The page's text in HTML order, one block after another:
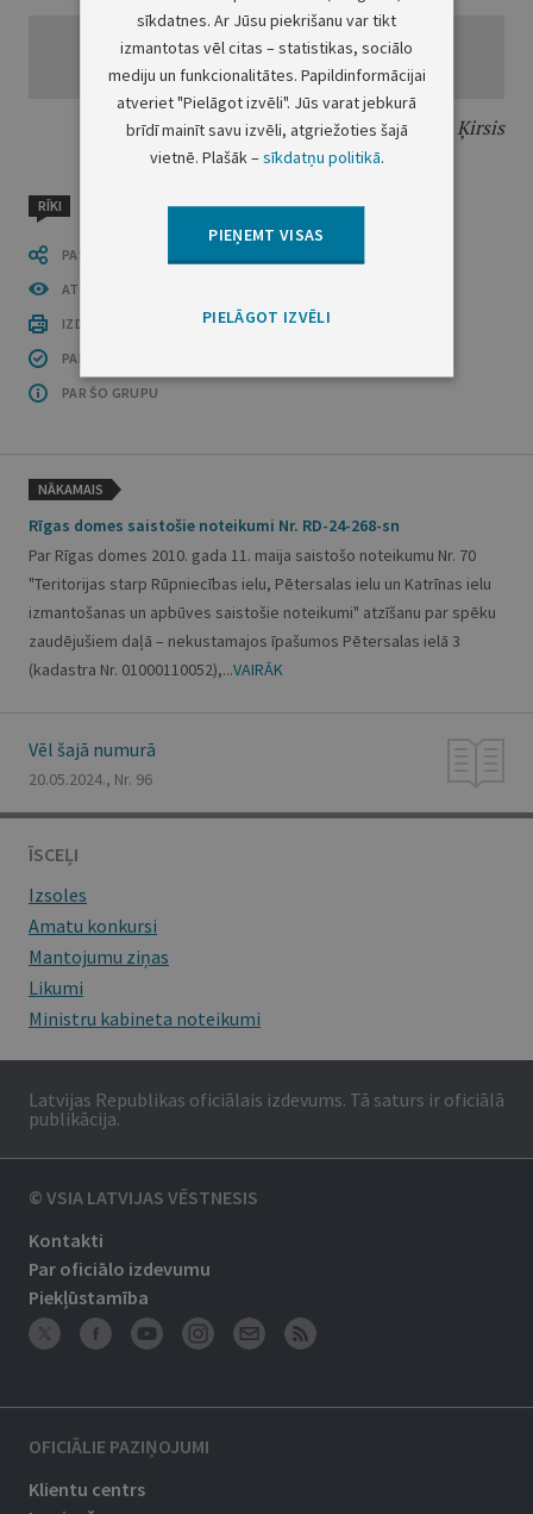
Rīgas domes priekšsēdētājs V. Ķirsis
RĪKI
PASTĀSTI CITIEM
ATVĒRT PUBLIKĀCIJU (PDF)
IZDRUKĀT PUBLIKĀCIJU
PAR INFORMĀCIJAS DROŠĪBU
PAR ŠO GRUPU
NĀKAMAIS
Rīgas domes saistošie noteikumi Nr. RD-24-268-sn
Par Rīgas domes 2010. gada 11. maija saistošo noteikumu Nr. 70
"Teritorijas starp Rūpniecības ielu, Pētersalas ielu un Katrīnas ielu
izmantošanas un apbūves saistošie noteikumi" atzīšanu par spēku
zaudējušiem daļā – nekustamajos īpašumos Pētersalas ielā 3
(kadastra Nr. 01000110052),...VAIRĀK
Vēl šajā numurā
20.05.2024., Nr. 96
ĪSCEĻI
Izsoles
Amatu konkursi
Mantojumu ziņas
Likumi
Ministru kabineta noteikumi
Latvijas Republikas oficiālais izdevums. Tā saturs ir oficiālā
publikācija.
© VSIA LATVIJAS VĒSTNESIS
Kontakti
Par oficiālo izdevumu
Piekļūstamība
OFICIĀLIE PAZIŅOJUMI
Klientu centrs
sīkdatnes. Ar Jūsu piekrišanu var tikt
izmantotas vēl citas – statistikas, sociālo
mediju un funkcionalitātes. Papildinformācijai
atveriet "Pielāgot izvēli". Jūs varat jebkurā
brīdī mainīt savu izvēli, atgriežoties šajā
vietnē. Plašāk –sīkdatņu politikā.
PIEŅEMT VISAS
PIELĀGOT IZVĒLI